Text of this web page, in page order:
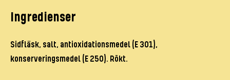
Ingredienser
Sidfläsk, salt, antioxidationsmedel (E 301),
konserveringsmedel (E 250). Rökt.